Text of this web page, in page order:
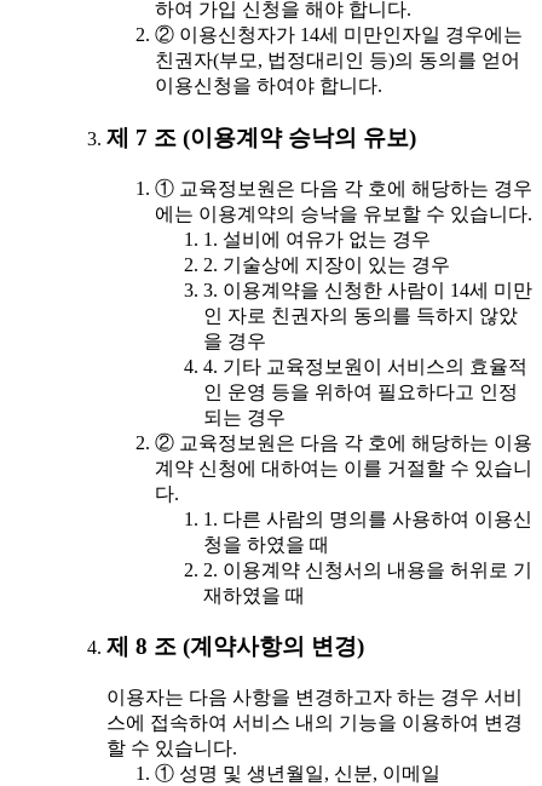
하여 가입 신청을 해야 합니다.
② 이용신청자가 14세 미만인자일 경우에는
친권자(부모, 법정대리인 등)의 동의를 얻어
이용신청을 하여야 합니다.
제 7 조 (이용계약 승낙의 유보)
① 교육정보원은 다음 각 호에 해당하는 경우
에는 이용계약의 승낙을 유보할 수 있습니다.
1. 설비에 여유가 없는 경우
2. 기술상에 지장이 있는 경우
3. 이용계약을 신청한 사람이 14세 미만
인 자로 친권자의 동의를 득하지 않았
을 경우
4. 기타 교육정보원이 서비스의 효율적
인 운영 등을 위하여 필요하다고 인정
되는 경우
② 교육정보원은 다음 각 호에 해당하는 이용
계약 신청에 대하여는 이를 거절할 수 있습니
다.
1. 다른 사람의 명의를 사용하여 이용신
청을 하였을 때
2. 이용계약 신청서의 내용을 허위로 기
재하였을 때
제 8 조 (계약사항의 변경)
이용자는 다음 사항을 변경하고자 하는 경우 서비
스에 접속하여 서비스 내의 기능을 이용하여 변경
할 수 있습니다.
① 성명 및 생년월일, 신분, 이메일